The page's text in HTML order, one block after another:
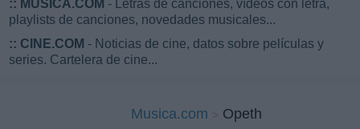
:: MUSICA.COM - Letras de canciones, vídeos con letra,
playlists de canciones, novedades musicales...
:: CINE.COM - Noticias de cine, datos sobre películas y
series. Cartelera de cine...
Musica.com Opeth